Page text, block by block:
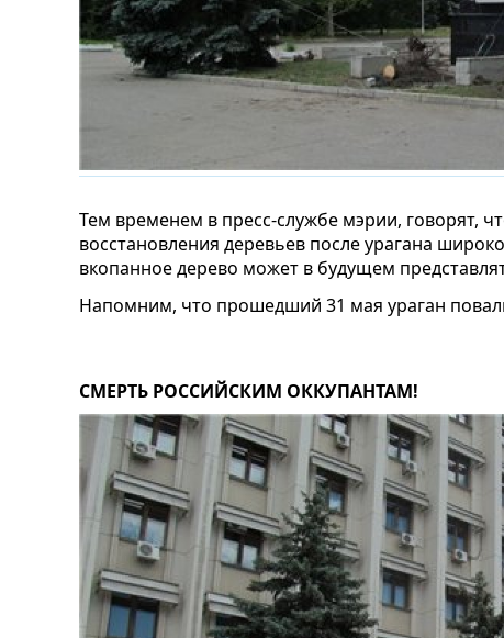
Тем временем в пресс-службе мэрии, говорят,
восстановления деревьев после урагана
вкопанное дерево может в будущем
Напомним, что прошедший 31 мая ураган
СМЕРТЬ РОССИЙСКИМ ОККУПАНТАМ!